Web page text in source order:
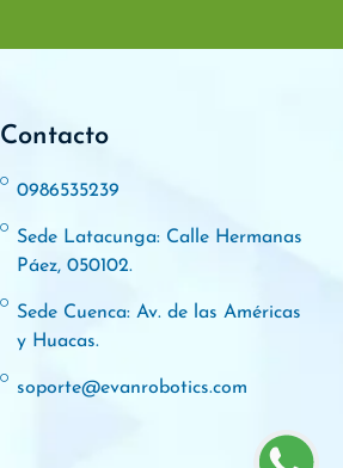
Contacto
0986535239
Sede Latacunga: Calle Hermanas
Páez, 050102.
Sede Cuenca: Av. de las Américas
y Huacas.
soporte@evanrobotics.com